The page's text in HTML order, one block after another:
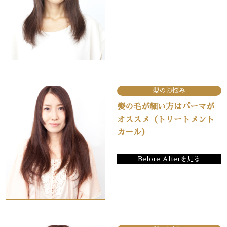
髪のお悩み
髪の毛が細い方はパーマが
オススメ（トリートメント
カール）
Before Afterを見る